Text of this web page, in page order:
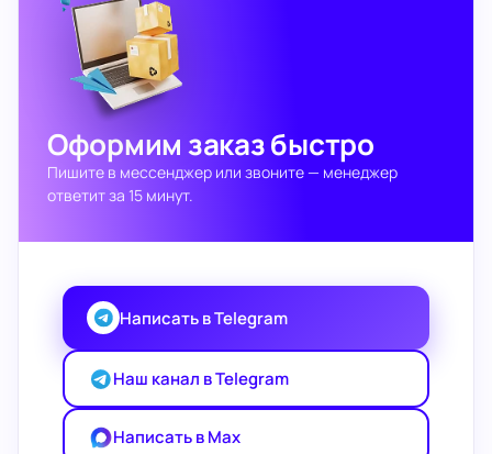
Оформим заказ быстро
Пишите в мессенджер или звоните — менеджер
ответит за 15 минут.
Написать в Telegram
Наш канал в Telegram
Написать в Max